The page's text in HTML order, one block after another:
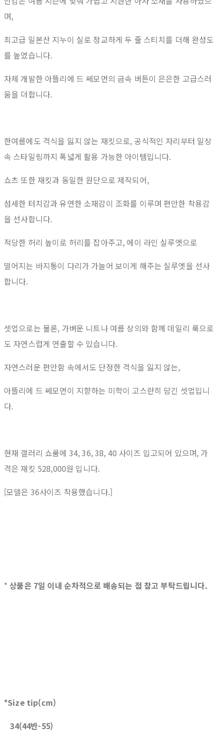
며,
최고급 일본산 지누이 실로 정교하게 두 줄 스티치를 더해 완성도
를 높였습니다.
자체 개발한 아뜰리에 드 쎄모먼의 금속 버튼이 은은한 고급스러
움을 더합니다.
한여름에도 격식을 잃지 않는 재킷으로, 공식적인 자리부터 일상
속 스타일링까지 폭넓게 활용 가능한 아이템입니다.
쇼츠 또한 재킷과 동일한 원단으로 제작되어,
섬세한 터치감과 유연한 소재감이 조화를 이루며 편안한 착용감
을 선사합니다.
적당한 허리 높이로 허리를 잡아주고, 에이 라인 실루엣으로
떨어지는 바지통이 다리가 가늘어 보이게 해주는 실루엣을 선사
합니다.
셋업으로는 물론, 가벼운 니트나 여름 상의와 함께 데일리 룩으로
도 자연스럽게 연출할 수 있습니다.
자연스러운 편안함 속에서도 단정한 격식을 잃지 않는,
아뜰리에 드 쎄모먼이 지향하는 미학이 고스란히 담긴 셋업입니
다.
현재 갤러리 쇼룸에 34, 36, 38, 40 사이즈 입고되어 있으며, 가
격은 재킷 528,000원 입니다.
[모델은 36사이즈 착용했습니다.]
* 상품은 7일 이내 순차적으로 배송되는 점 참고 부탁드립니다.
*Size tip(cm)
34(44반-55)